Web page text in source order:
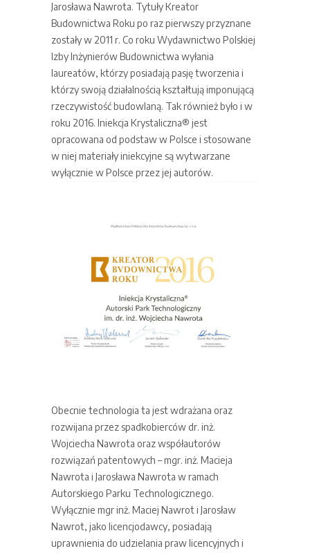
Jarosława Nawrota. Tytuły Kreator
Budownictwa Roku po raz pierwszy przyznane
zostały w 2011 r. Co roku Wydawnictwo Polskiej
Izby Inżynierów Budownictwa wyłania
laureatów, którzy posiadają pasję tworzenia i
którzy swoją działalnością kształtują imponującą
rzeczywistość budowlaną. Tak również było i w
roku 2016. Iniekcja Krystaliczna® jest
opracowana od podstaw w Polsce i stosowane
w niej materiały iniekcyjne są wytwarzane
wyłącznie w Polsce przez jej autorów.
Obecnie technologia ta jest wdrażana oraz
rozwijana przez spadkobierców dr. inż.
Wojciecha Nawrota oraz współautorów
rozwiązań patentowych – mgr. inż. Macieja
Nawrota i Jarosława Nawrota w ramach
Autorskiego Parku Technologicznego.
Wyłącznie mgr inż. Maciej Nawrot i Jarosław
Nawrot, jako licencjodawcy, posiadają
uprawnienia do udzielania praw licencyjnych i